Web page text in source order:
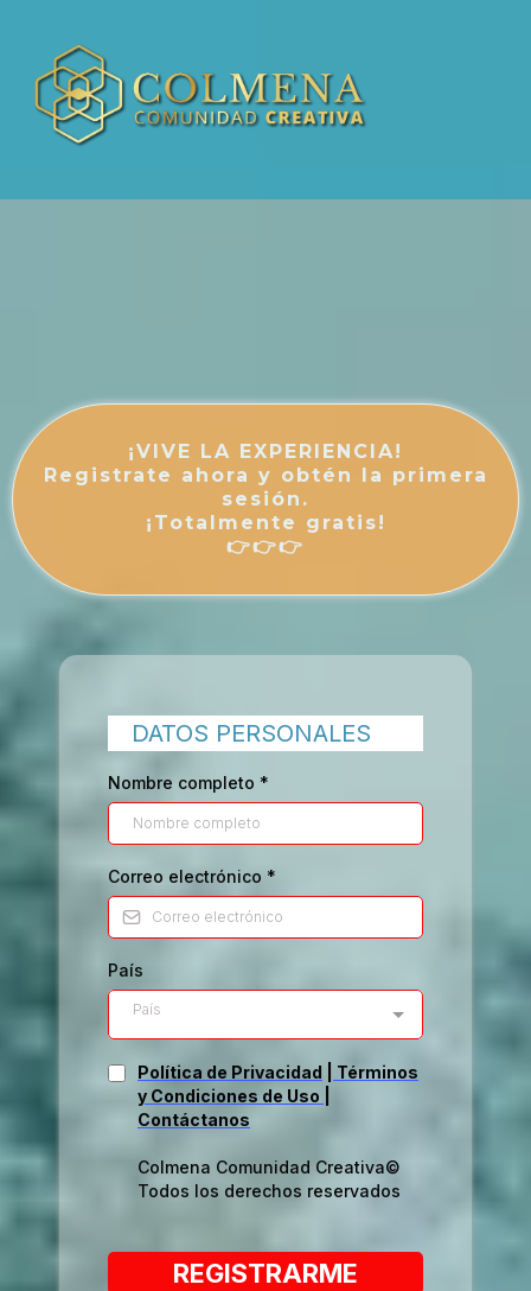
¡VIVE LA EXPERIENCIA!
Registrate ahora y obtén la primera
sesión.
¡Totalmente gratis!
👉👉👉
DATOS PERSONALES
Nombre completo *
Correo electrónico *
País
País
Política de Privacidad
Términos
y Condiciones de Uso
Contáctanos
Colmena Comunidad Creativa©
Todos los derechos reservados
REGISTRARME